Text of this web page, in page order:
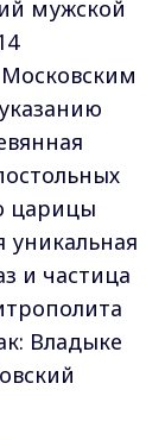
мужской
царицы
уникальная
и частица
Владыке